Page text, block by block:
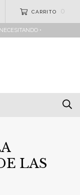
CARRITO 0
•
LAS